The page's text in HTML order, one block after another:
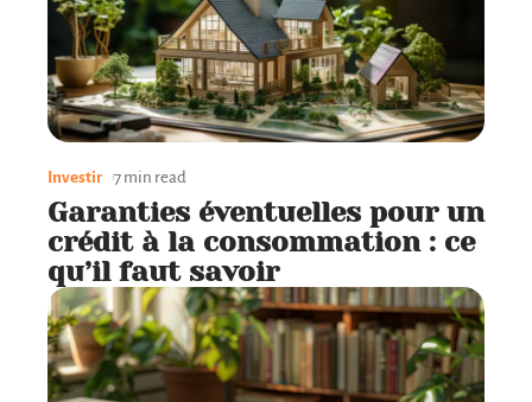
Investir 7 min read
Garanties éventuelles pour un
crédit à la consommation : ce
qu’il faut savoir